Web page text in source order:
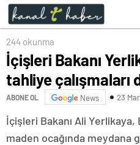
244 okunma
İçişleri Bakanı
tahliye çalışmaları
ABONE OL News 23
İçişleri Bakanı Ali Yerlikaya,
maden ocağında meydana